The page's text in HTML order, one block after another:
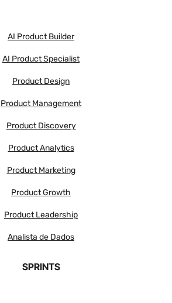
AI Product Builder
AI Product Specialist
Product Design
Product Management
Product Discovery
Product Analytics
Product Marketing
Product Growth
Product Leadership
Analista de Dados
SPRINTS